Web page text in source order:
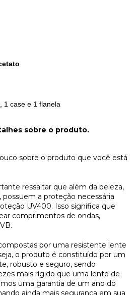
1 case e 1 flanela
sobre o produto.
sobre o produto que você está
ressaltar que além da beleza,
possuem a proteção necessária
UV400. Isso significa que
comprimentos de ondas,
por uma resistente lente
o produto é constituído por um
robusto e seguro, sendo
mais rígido que uma lente de
uma garantia de um ano do
ainda mais segurança em sua